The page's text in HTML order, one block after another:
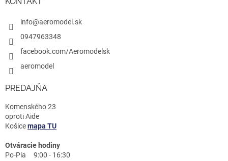
info@aeromodel.sk
0947963348
facebook.com/Aeromodelsk
aeromodel
PREDAJŇA
Komenského 23
oproti Aide
Košicemapa TU
Otváracie hodiny
Po-Pia 9:00 - 16:30